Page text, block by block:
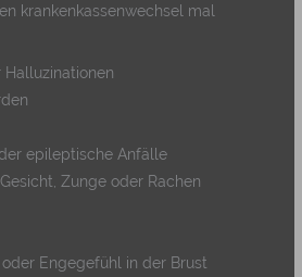
krankenkassenwechsel mal
epileptische Anfälle
Zunge oder Rachen
Engegefühl in der Brust